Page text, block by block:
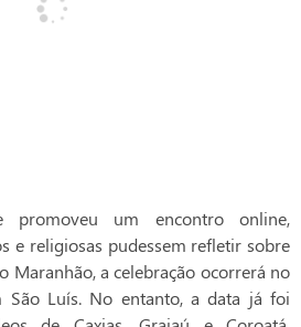
promoveu um encontro online,
e religiosas pudessem refletir sobre
Maranhão, a celebração ocorrerá no
Luís. No entanto, a data já foi